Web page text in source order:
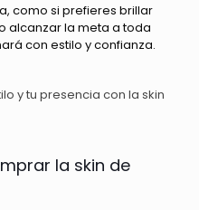
como si prefieres brillar
alcanzar la meta a toda
con estilo y confianza.
y tu presencia con la skin
la skin de